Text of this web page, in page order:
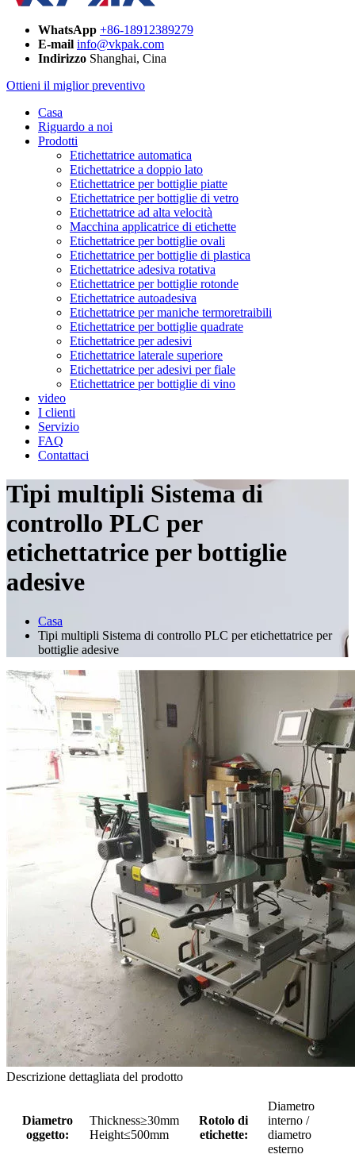
WhatsApp +86-18912389279
E-mail info@vkpak.com
Indirizzo Shanghai, Cina
Ottieni il miglior preventivo
Casa
Riguardo a noi
Prodotti
Etichettatrice automatica
Etichettatrice a doppio lato
Etichettatrice per bottiglie piatte
Etichettatrice per bottiglie di vetro
Etichettatrice ad alta velocità
Macchina applicatrice di etichette
Etichettatrice per bottiglie ovali
Etichettatrice per bottiglie di plastica
Etichettatrice adesiva rotativa
Etichettatrice per bottiglie rotonde
Etichettatrice autoadesiva
Etichettatrice per maniche termoretraibili
Etichettatrice per bottiglie quadrate
Etichettatrice per adesivi
Etichettatrice laterale superiore
Etichettatrice per adesivi per fiale
Etichettatrice per bottiglie di vino
video
I clienti
Servizio
FAQ
Contattaci
Tipi multipli Sistema di
controllo PLC per
etichettatrice per bottiglie
adesive
Casa
Tipi multipli Sistema di controllo PLC per etichettatrice per
bottiglie adesive
Descrizione dettagliata del prodotto
Diametro
oggetto:
Thickness≥30mm
Height≤500mm
Rotolo di
etichette:
Diametro
interno /
diametro
esterno